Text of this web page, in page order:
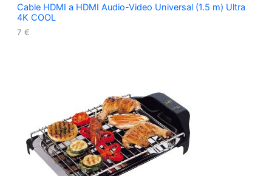
Cable HDMI a HDMI Audio-Video Universal (1.5 m) Ultra
4K COOL
7 €